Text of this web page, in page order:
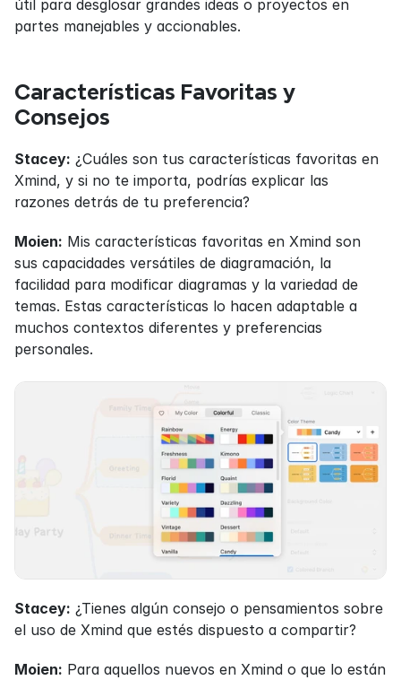
útil para desglosar grandes ideas o proyectos en
partes manejables y accionables.
Características Favoritas y
Consejos
Stacey: ¿Cuáles son tus características favoritas en
Xmind, y si no te importa, podrías explicar las
razones detrás de tu preferencia?
Moien: Mis características favoritas en Xmind son
sus capacidades versátiles de diagramación, la
facilidad para modificar diagramas y la variedad de
temas. Estas características lo hacen adaptable a
muchos contextos diferentes y preferencias
personales.
Stacey: ¿Tienes algún consejo o pensamientos sobre
el uso de Xmind que estés dispuesto a compartir?
Moien: Para aquellos nuevos en Xmind o que lo están